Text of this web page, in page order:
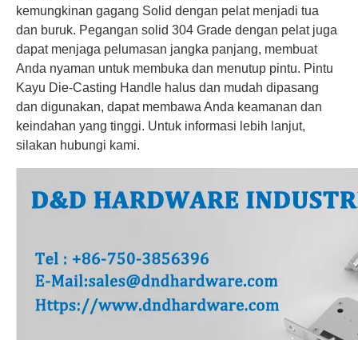
kemungkinan gagang Solid dengan pelat menjadi tua
dan buruk. Pegangan solid 304 Grade dengan pelat juga
dapat menjaga pelumasan jangka panjang, membuat
Anda nyaman untuk membuka dan menutup pintu. Pintu
Kayu Die-Casting Handle halus dan mudah dipasang
dan digunakan, dapat membawa Anda keamanan dan
keindahan yang tinggi. Untuk informasi lebih lanjut,
silakan hubungi kami.